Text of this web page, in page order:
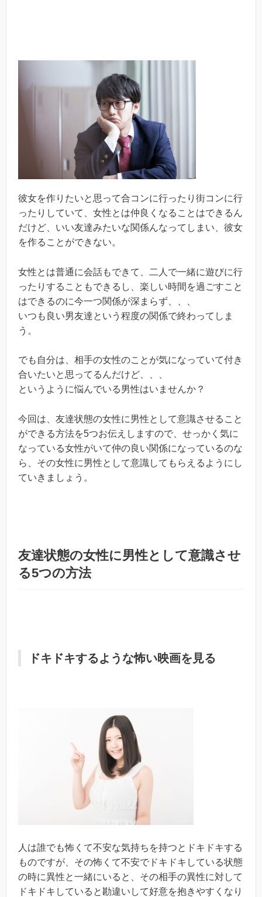
彼女を作りたいと思って合コンに行ったり街コンに行
ったりしていて、女性とは仲良くなることはできるん
だけど、いい友達みたいな関係んなってしまい、彼女
を作ることができない。
女性とは普通に会話もできて、二人で一緒に遊びに行
ったりすることもできるし、楽しい時間を過ごすこと
はできるのに今一つ関係が深まらず、、、
いつも良い男友達という程度の関係で終わってしま
う。
でも自分は、相手の女性のことが気になっていて付き
合いたいと思ってるんだけど、、、
というように悩んでいる男性はいませんか？
今回は、友達状態の女性に男性として意識させること
ができる方法を5つお伝えしますので、せっかく気に
なっている女性がいて仲の良い関係になっているのな
ら、その女性に男性として意識してもらえるようにし
ていきましょう。
友達状態の女性に男性として意識させ
る5つの方法
ドキドキするような怖い映画を見る
人は誰でも怖くて不安な気持ちを持つとドキドキする
ものですが、その怖くて不安でドキドキしている状態
の時に異性と一緒にいると、その相手の異性に対して
ドキドキしていると勘違いして好意を抱きやすくなり